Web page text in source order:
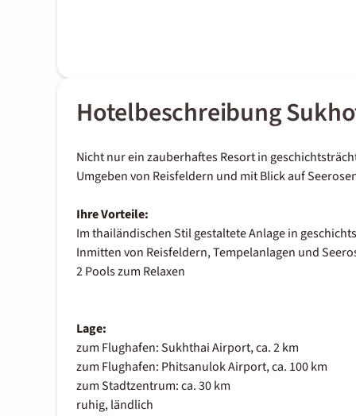
Hotelbeschreibung
Nicht nur ein zauberhaftes Resort in
Umgeben von Reisfeldern und mit Blick auf
Ihre Vorteile:
Im thailändischen Stil gestaltete Anlage in
Inmitten von Reisfeldern, Tempelanlagen und
2 Pools zum Relaxen
Lage:
zum Flughafen: Sukhthai Airport, ca. 2 km
zum Flughafen: Phitsanulok Airport, ca. 100 km
zum Stadtzentrum: ca. 30 km
ruhig, ländlich